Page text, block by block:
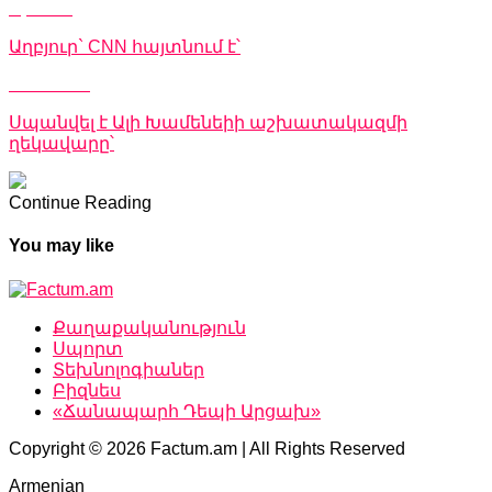
Աղբյուր` CNN հայտնում է՝
Սպանվել է Ալի Խամենեիի աշխատակազմի
ղեկավարը՝
Continue Reading
You may like
Քաղաքականություն
Սպորտ
Տեխնոլոգիաներ
Բիզնես
«Ճանապարհ Դեպի Արցախ»
Copyright © 2026 Factum.am | All Rights Reserved
Armenian